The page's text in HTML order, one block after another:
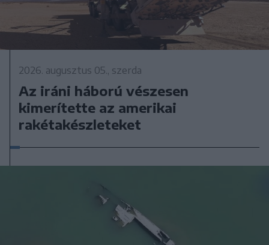
2026. augusztus 05., szerda
Az iráni háború vészesen
kimerítette az amerikai
rakétakészleteket